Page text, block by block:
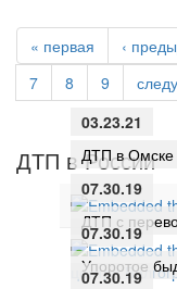
« первая ‹
7
8 9
ДТП в России
03.23.21
ДТП в Омске
07.30.19
ДТП с
07.30.19
Упоротое
07.30.19